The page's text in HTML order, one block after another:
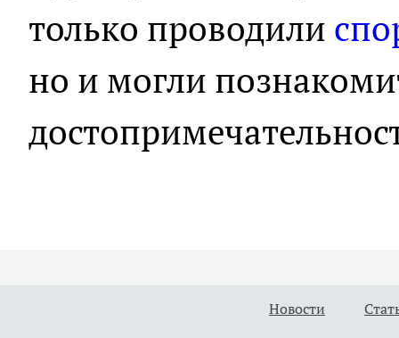
только проводили
но и могли
Новости